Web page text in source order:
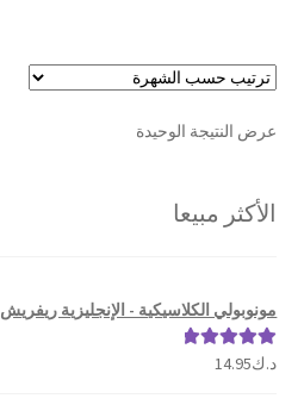
عرض النتيجة الوحيدة
الأكثر مبيعا
مونوبولي الكلاسيكية - الإنجليزية ريفريش
تم التقييم
د.ك14.95